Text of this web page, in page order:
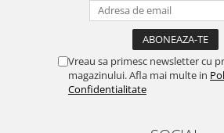
Vreau sa primesc newsletter cu
magazinului. Afla mai multe in
Confidentialitate